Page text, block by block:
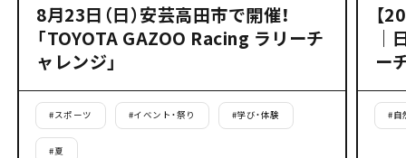
8月23日（日）安芸高田市で開催！
「TOYOTA GAZOO Racing ラリーチ
ャレンジ」
#スポーツ #イベント・祭り #学び・体験
#夏
【
｜
ー
#自